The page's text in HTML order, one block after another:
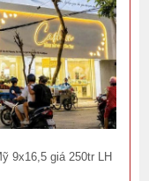
9x16,5 giá 250tr LH